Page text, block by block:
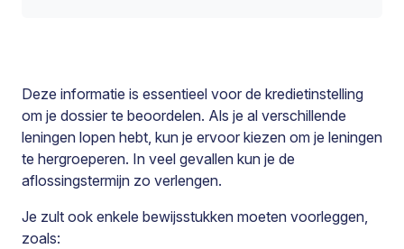
Deze informatie is essentieel voor de kredietinstelling
om je dossier te beoordelen. Als je al verschillende
leningen lopen hebt, kun je ervoor kiezen om je leningen
te hergroeperen. In veel gevallen kun je de
aflossingstermijn zo verlengen.
Je zult ook enkele bewijsstukken moeten voorleggen,
zoals: